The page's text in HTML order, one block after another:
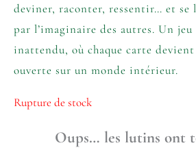
deviner, raconter, ressentir… et se
par l’imaginaire des autres. Un
inattendu, où chaque carte
ouverte sur un monde intérieur.
Rupture de stock
Oups… les lutins ont